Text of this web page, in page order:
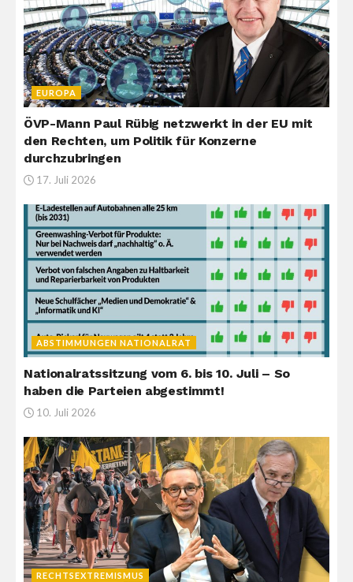
EUROPA
ÖVP-Mann Paul Rübig netzwerkt in der EU mit
den Rechten, um Politik für Konzerne
durchzubringen
17. Juli 2026
ABSTIMMUNGEN NATIONALRAT
Nationalratssitzung vom 6. bis 10. Juli – So
haben die Parteien abgestimmt!
10. Juli 2026
RECHTSEXTREMISMUS